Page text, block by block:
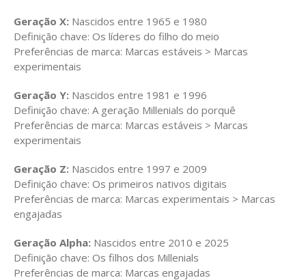
Geração X: Nascidos entre 1965 e 1980
Definição chave: Os líderes do filho do meio
Preferências de marca: Marcas estáveis > Marcas
experimentais
Geração Y: Nascidos entre 1981 e 1996
Definição chave: A geração Millenials do porquê
Preferências de marca: Marcas estáveis > Marcas
experimentais
Geração Z: Nascidos entre 1997 e 2009
Definição chave: Os primeiros nativos digitais
Preferências de marca: Marcas experimentais > Marcas
engajadas
Geração Alpha: Nascidos entre 2010 e 2025
Definição chave: Os filhos dos Millenials
Preferências de marca: Marcas engajadas